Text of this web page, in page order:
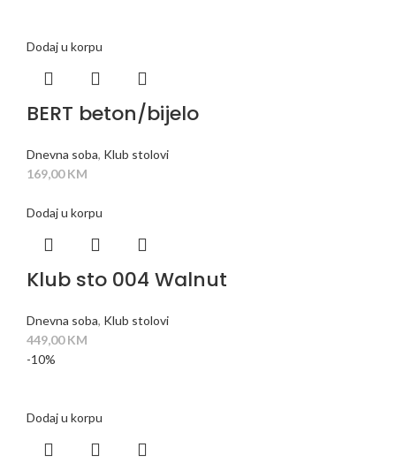
Dodaj u korpu
BERT beton/bijelo
Dnevna soba, Klub stolovi
169,00KM
Dodaj u korpu
Klub sto 004 Walnut
Dnevna soba, Klub stolovi
449,00KM
-10%
Dodaj u korpu